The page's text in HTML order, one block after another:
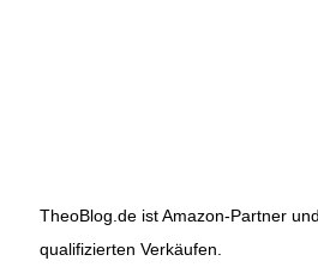
TheoBlog.de ist Amazon-Partner
qualifizierten Verkäufen.